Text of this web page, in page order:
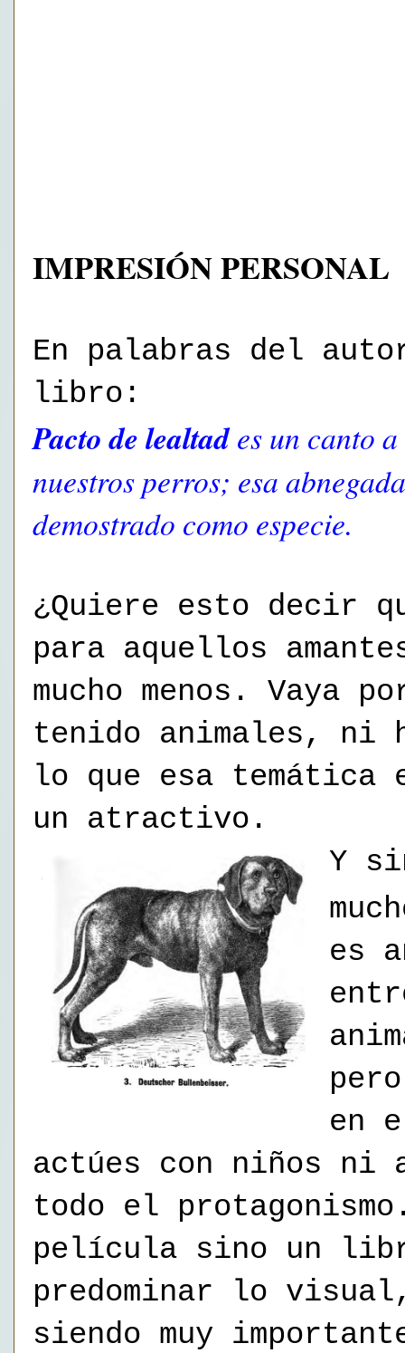
IMPRESIÓN PERSONAL
En palabras del
libro:
Pacto de lealtades un canto
nuestros perros; esa
demostrado como especie.
¿Quiere esto decir
para aquellos
mucho menos. Vaya
tenido animales, ni
lo que esa temática
un atractivo.
Y
es
en
actúes con niños ni
todo el
película sino un
predominar lo
siendo muy